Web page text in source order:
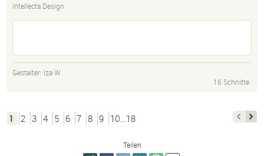
Intellecta Design
Gestalter: Iza W
16 Schnitte
1 2 3 4 5 6 7 8 9 10…18
Teilen